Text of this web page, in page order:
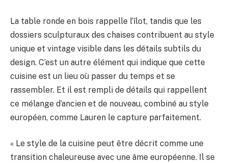
La table ronde en bois rappelle l’îlot, tandis que les
dossiers sculpturaux des chaises contribuent au style
unique et vintage visible dans les détails subtils du
design. C’est un autre élément qui indique que cette
cuisine est un lieu où passer du temps et se
rassembler. Et il est rempli de détails qui rappellent
ce mélange d’ancien et de nouveau, combiné au style
européen, comme Lauren le capture parfaitement.
« Le style de la cuisine peut être décrit comme une
transition chaleureuse avec une âme européenne. Il se